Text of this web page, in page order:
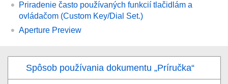
Priradenie často používaných funkcií tlačidlám a
ovládačom (Custom Key/Dial Set.)
Aperture Preview
Spôsob používania dokumentu „Príručka“